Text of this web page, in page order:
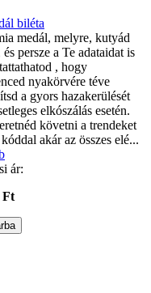
medál, melyre, kutyád
és persze a Te adataidat is
, hogy
nyakörvére téve
a gyors hazakerülését
elkószálás esetén.
követni a trendeket
akár az összes elé...
ár:
Ft